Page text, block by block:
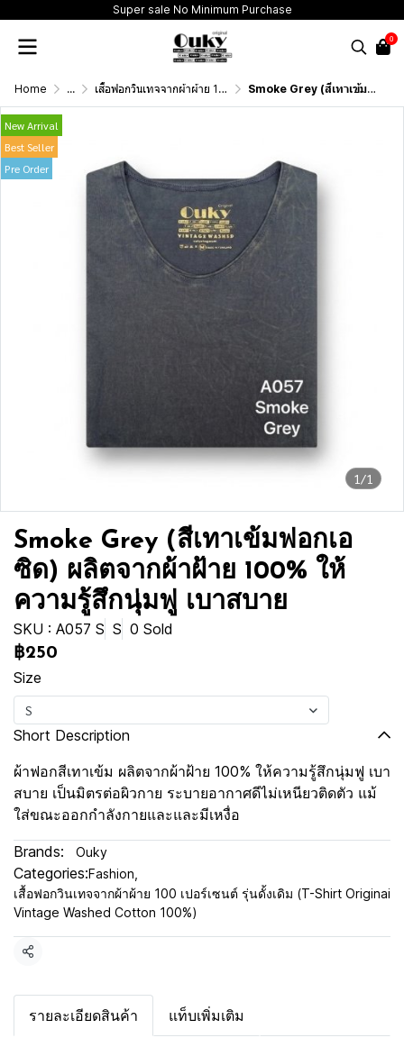
Super sale No Minimum Purchase
0
Home ... เสื้อฟอกวินเทจจากผ้าผ้าย 100 เปอร์เซนต์ รุ่นดั้งเดิม (T-Shirt Originai Vintage Washed Cotton 100%) Smoke Grey (สีเทาเข้มฟอกเอซิด) ผลิตจากผ้าฝ้าย 100% ให้ความรู้สึกนุ่มฟู เบาสบาย
1/1
New Arrival
Best Seller
Pre Order
Smoke Grey (สีเทาเข้มฟอกเอ
ซิด) ผลิตจากผ้าฝ้าย 100% ให้
ความรู้สึกนุ่มฟู เบาสบาย
SKU : A057 S S 0 Sold
฿250
Size
S
Short Description
ผ้าฟอกสีเทาเข้ม ผลิตจากผ้าฝ้าย 100% ให้ความรู้สึกนุ่มฟู เบา
สบาย เป็นมิตรต่อผิวกาย ระบายอากาศดีไม่เหนียวติดตัว แม้
ใส่ขณะออกกำลังกายและและมีเหงื่อ
Brands: Ouky
Categories:Fashion
เสื้อฟอกวินเทจจากผ้าผ้าย 100 เปอร์เซนต์ รุ่นดั้งเดิม (T-Shirt Originai
Vintage Washed Cotton 100%)
Share
รายละเอียดสินค้า แท็บเพิ่มเติม